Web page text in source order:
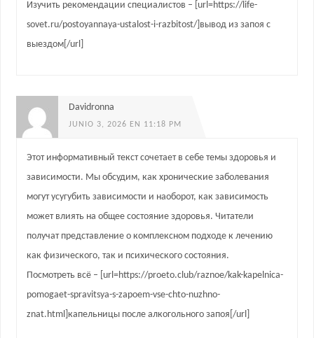
Изучить рекомендации специалистов – [url=https://life-
sovet.ru/postoyannaya-ustalost-i-razbitost/]вывод из запоя с
выездом[/url]
Davidronna
JUNIO 3, 2026 EN 11:18 PM
Этот информативный текст сочетает в себе темы здоровья и
зависимости. Мы обсудим, как хронические заболевания
могут усугубить зависимости и наоборот, как зависимость
может влиять на общее состояние здоровья. Читатели
получат представление о комплексном подходе к лечению
как физического, так и психического состояния.
Посмотреть всё – [url=https://proeto.club/raznoe/kak-kapelnica-
pomogaet-spravitsya-s-zapoem-vse-chto-nuzhno-
znat.html]капельницы после алкогольного запоя[/url]